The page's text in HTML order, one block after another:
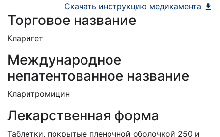
ЕД (Включено в Список ЛС в рамках ГОБМП,
подлежащих закупу у Единого
Скачать инструкцию медикамента
Торговое название
Кларигет
Международное
непатентованное название
Кларитромицин
Лекарственная форма
Таблетки, покрытые пленочной оболочкой 250 и